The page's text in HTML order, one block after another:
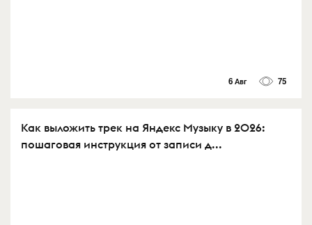
6 Авг 75
Как выложить трек на Яндекс Музыку в 2026:
пошаговая инструкция от записи д...